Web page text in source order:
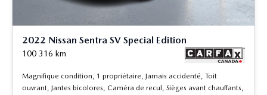
2022 Nissan Sentra SV Special Edition
100 316 km
Magnifique condition, 1 propriétaire, Jamais accidenté, Toit
ouvrant, Jantes bicolores, Caméra de recul, Sièges avant chauffants,